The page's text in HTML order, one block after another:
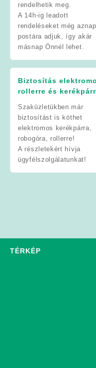
rendelhetik meg.
A 14h-ig leadott
rendeléseket még aznap
postára adjuk, így akár
másnap Önnél lehet.
Biztosítás
rollerre és
Szaküzletükben már
biztosítást is köthet
elektromos kerékpárra,
robogóra, rollerre!
A részletekért hívja
ügyfélszolgálatunkat!
TÉRKÉP